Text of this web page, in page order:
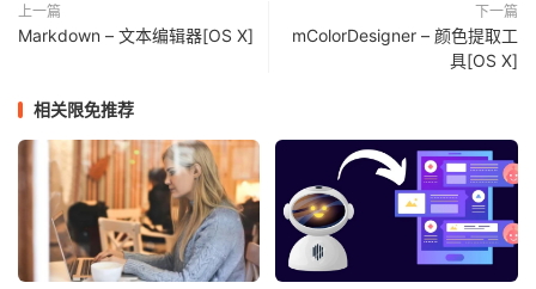
上一篇
Markdown – 文本编辑器[OS X]
下一篇
mColorDesigner – 颜色提取工
具[OS X]
相关限免推荐